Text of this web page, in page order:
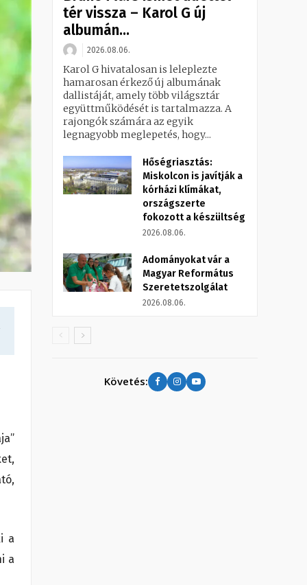
a
a
tér vissza – Karol G új
albumán...
2026.08.06.
Karol G hivatalosan is leleplezte
hamarosan érkező új albumának
dallistáját, amely több világsztár
együttműködését is tartalmazza. A
rajongók számára az egyik
legnagyobb meglepetés, hogy...
Hőségriasztás:
Miskolcon is javítják a
kórházi klímákat,
országszerte
fokozott a készültség
2026.08.06.
Adományokat vár a
Magyar Református
Szeretetszolgálat
2026.08.06.
Követés: